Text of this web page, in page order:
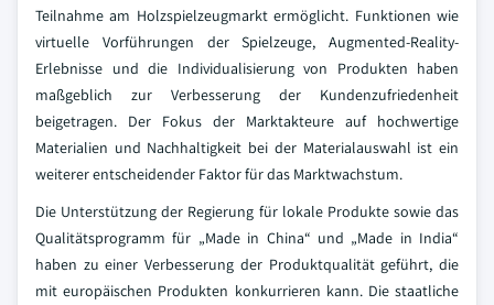
Teilnahme am Holzspielzeugmarkt ermöglicht. Funktionen wie
virtuelle Vorführungen der Spielzeuge, Augmented-Reality-
Erlebnisse und die Individualisierung von Produkten haben
maßgeblich zur Verbesserung der Kundenzufriedenheit
beigetragen. Der Fokus der Marktakteure auf hochwertige
Materialien und Nachhaltigkeit bei der Materialauswahl ist ein
weiterer entscheidender Faktor für das Marktwachstum.
Die Unterstützung der Regierung für lokale Produkte sowie das
Qualitätsprogramm für „Made in China“ und „Made in India“
haben zu einer Verbesserung der Produktqualität geführt, die
mit europäischen Produkten konkurrieren kann. Die staatliche